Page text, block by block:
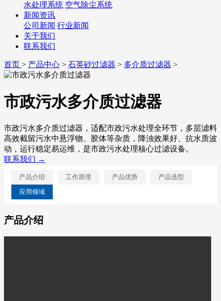
水处理系统 空气除尘系统
新闻资讯
公司新闻 行业新闻
关于我们
联系我们
首页 > 产品中心 > 石英砂过滤器 > 多介质过滤器 >
市政污水多介质过滤器
市政污水多介质过滤器，适配市政污水处理全环节，多层滤料
高效截留污水中悬浮物、胶体等杂质，降浊效果好、抗水质波
动，运行稳定易运维，是市政污水处理核心过滤设备。
联系我们 →
产品介绍 工作原理 产品优势
产品选型
应用领域
产品介绍